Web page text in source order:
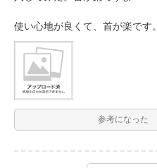
使い心地が良くて、首が楽です。
参考になった